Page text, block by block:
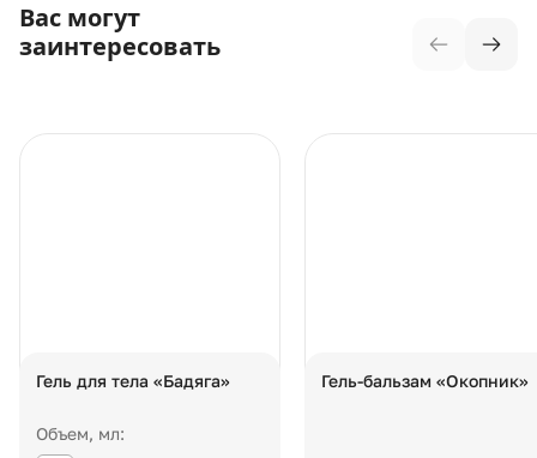
Вас могут
заинтересовать
Гель для тела «Бадяга»
Объем, мл:
Гель-бальзам «Окопник»